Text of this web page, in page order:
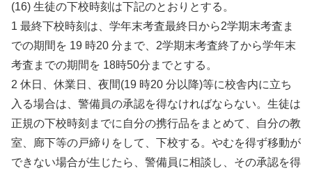
(16) 生徒の下校時刻は下記のとおりとする。
1 最終下校時刻は、学年末考査最終日から2学期末考査ま
での期間を 19 時20 分まで、2学期末考査終了から学年末
考査までの期間を 18時50分までとする。
2 休日、休業日、夜間(19 時20 分以降)等に校舎内に立ち
入る場合は、警備員の承認を得なければならない。生徒は
正規の下校時刻までに自分の携行品をまとめて、自分の教
室、廊下等の戸締りをして、下校する。やむを得ず移動が
できない場合が生じたら、警備員に相談し、その承認を得